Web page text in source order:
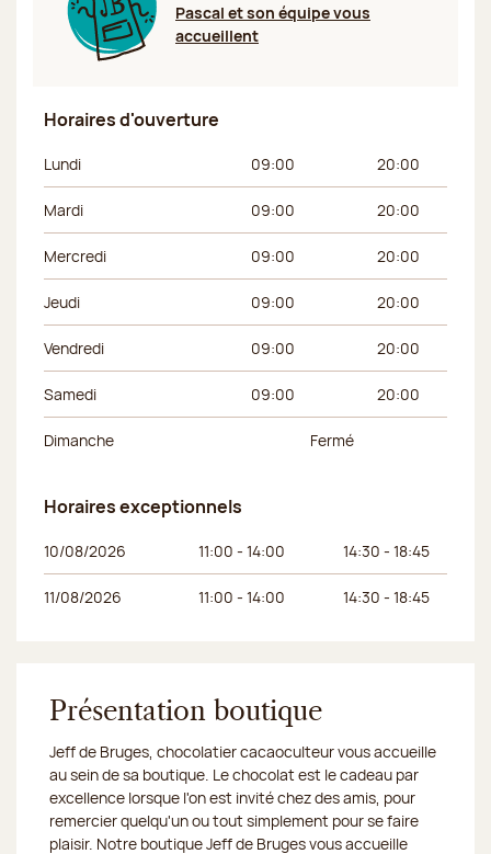
Pascal et son équipe vous
accueillent
Horaires d'ouverture
Jour de la semaine Horaires du matin Horaires de
Lundi 09:00 20:00
Mardi 09:00 20:00
Mercredi 09:00 20:00
Jeudi 09:00 20:00
Vendredi 09:00 20:00
Samedi 09:00 20:00
Dimanche Fermé
Horaires exceptionnels
Jour de la semaine Horaires du matin Horaires de
10/08/2026 11:00 - 14:00 14:30 - 18:45
11/08/2026 11:00 - 14:00 14:30 - 18:45
Présentation boutique
Jeff de Bruges, chocolatier cacaoculteur vous accueille
au sein de sa boutique. Le chocolat est le cadeau par
excellence lorsque l'on est invité chez des amis, pour
remercier quelqu'un ou tout simplement pour se faire
plaisir. Notre boutique Jeff de Bruges vous accueille